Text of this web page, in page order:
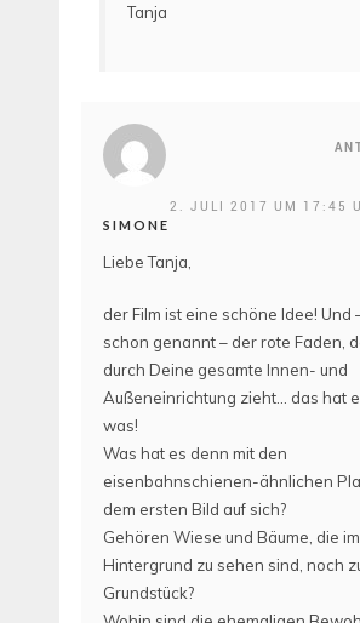
Tanja
SIMONE
2. JULI 2017 UM 17:45
Liebe Tanja,
der Film ist eine schöne Idee! Und
schon genannt – der rote Faden,
durch Deine gesamte Innen- und
Außeneinrichtung zieht… das hat
was!
Was hat es denn mit den
eisenbahnschienen-ähnlichen
dem ersten Bild auf sich?
Gehören Wiese und Bäume, die im
Hintergrund zu sehen sind, noch
Grundstück?